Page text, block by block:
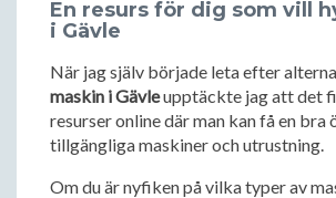
En resurs för dig som vill
i Gävle
När jag själv började leta efter
maskin i Gävleupptäckte jag att det
resurser online där man kan få en
tillgängliga maskiner och utrustning.
Om du är nyfiken på vilka typer av